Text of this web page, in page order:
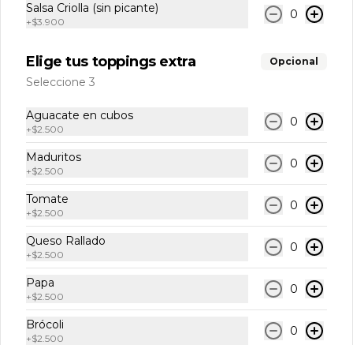
Jugo de Mandarina
Jugo de Mandarina Natural
$10.900
Salsa Criolla (sin picante)
+$3.900
0
Elige tus toppings extra Opcional
Seleccione 3
Aguacate en cubos
+$2.500
0
Maduritos
+$2.500
0
Tomate
+$2.500
0
Queso Rallado
+$2.500
0
Papa
+$2.500
0
Brócoli
+$2.500
0